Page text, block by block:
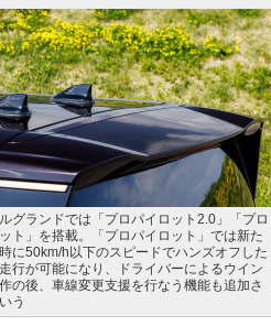
グランドでは「プロパイロット2.0」「プロ
ト」を搭載。「プロパイロット」では新た
に50km/h以下のスピードでハンズオフした
行が可能になり、ドライバーによるウイン
の後、車線変更支援を行なう機能も追加さ
う